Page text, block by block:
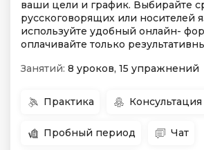
ваши цели и график. Выбирайте
русскоговорящих или носителей
используйте удобный онлайн-
оплачивайте только
Занятий: 8 уроков, 15 упражнений
Практика
Пробный период Чат